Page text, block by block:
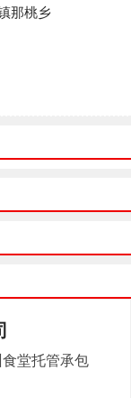
那桃乡
堂托管承包